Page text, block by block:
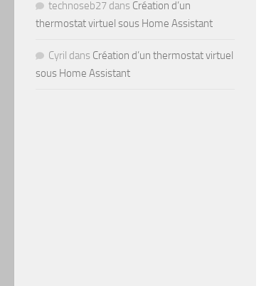
technoseb27 dans Création d’un
thermostat virtuel sous Home Assistant
Cyril dans Création d’un thermostat virtuel
sous Home Assistant